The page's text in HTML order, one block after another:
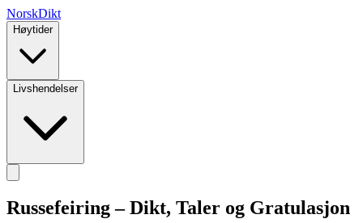
NorskDikt
Høytider
Livshendelser
Russefeiring – Dikt, Taler og Gratulasjon